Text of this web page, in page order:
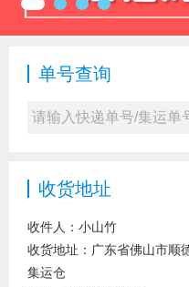
单号查询
收货地址
收件人：小山竹
收货地址： 广东省佛山市顺
集运仓